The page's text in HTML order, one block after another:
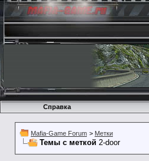
Справка
Mafia-Game Forum > Метки
Темы с меткой 2-door